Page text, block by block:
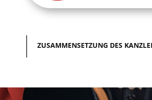
ZUSAMMENSETZUNG DES